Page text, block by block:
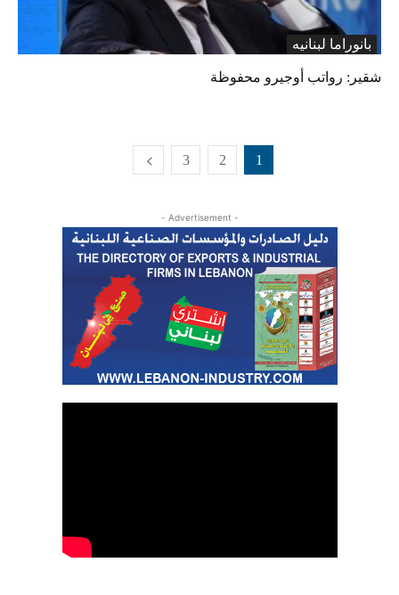
بانوراما لبنانیه
شقير: رواتب أوجيرو محفوظة
1
2
3
- Advertisement -